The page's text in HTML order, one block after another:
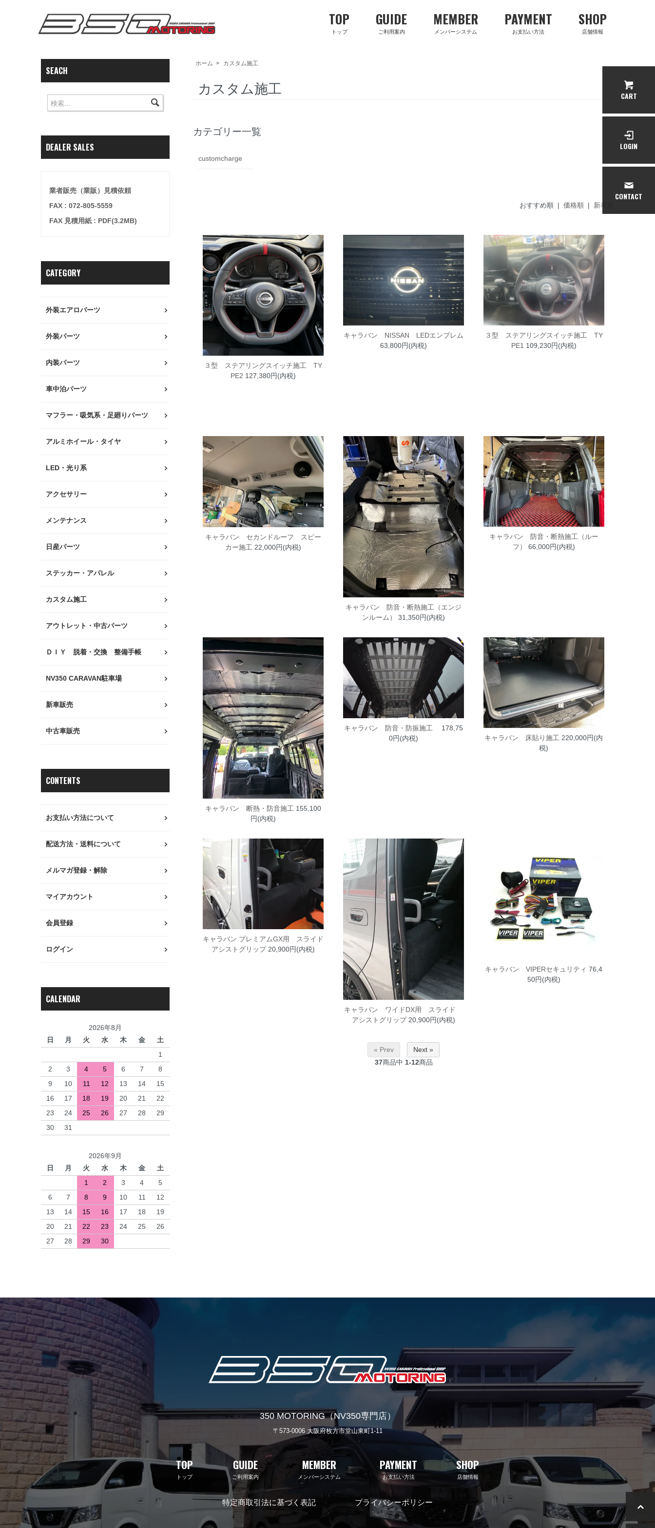
TOP
トップ
GUIDE
ご利用案内
MEMBER
メンバーシステム
PAYMENT
お支払い方法
SHOP
店舗情報
ホーム > カスタム施工
カスタム施工
カテゴリー一覧
customcharge
おすすめ順 | 価格順 | 新着順
３型 ステアリングスイッチ施工 TY
PE2 127,380円(内税)
キャラバン NISSAN LEDエンブレム
63,800円(内税)
３型 ステアリングスイッチ施工 TY
PE1 109,230円(内税)
キャラバン セカンドルーフ スピー
カー施工 22,000円(内税)
キャラバン 防音・断熱施工（エンジ
ンルーム）
31,350円(内税)
キャラバン 防音・断熱施工（ルー
フ）
66,000円(内税)
キャラバン 断熱・防音施工 155,100
円(内税)
キャラバン 防音・防振施工
178,75
0円(内税)
キャラバン 床貼り施工 220,000円(内
税)
キャラバン プレミアムGX用 スライド
アシストグリップ20,900円(内税)
キャラバン ワイドDX用 スライド
アシストグリップ20,900円(内税)
キャラバン VIPERセキュリティ 76,4
50円(内税)
« Prev
Next »
37商品中 1-12商品
SEACH
DEALER SALES
業者販売（業販）見積依頼
FAX : 072-805-5559
FAX 見積用紙 : PDF(3.2MB)
CATEGORY
外装エアロパーツ
外装パーツ
内装パーツ
車中泊パーツ
マフラー・吸気系・足廻りパーツ
アルミホイール・タイヤ
LED・光り系
アクセサリー
メンテナンス
日産パーツ
ステッカー・アパレル
カスタム施工
アウトレット・中古パーツ
ＤＩＹ 脱着・交換 整備手帳
NV350 CARAVAN駐車場
新車販売
中古車販売
CONTENTS
お支払い方法について
配送方法・送料について
メルマガ登録・解除
マイアカウント
会員登録
ログイン
CALENDAR
2026年8月
日
月 火 水 木 金
土
1
2
3 4 5 6 7
8
9
10 11 12 13 14
15
16
17 18 19 20 21
22
23
24 25 26 27 28
29
30
31
2026年9月
日
月 火 水 木 金
土
1
2 3 4
5
6
7 8 9 10 11
12
13
14 15 16 17 18
19
20
21 22 23 24 25
26
27
28 29 30
350 MOTORING（NV350専門店）
〒573-0006 大阪府枚方市堂山東町1-11
TOP
トップ
GUIDE
ご利用案内
MEMBER
メンバーシステム
PAYMENT
お支払い方法
SHOP
店舗情報
特定商取引法に基づく表記 プライバシーポリシー
CART
LOGIN
CONTACT